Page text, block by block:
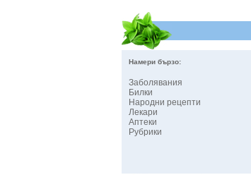
Намери бързо:
Заболявания
Билки
Народни рецепти
Лекари
Аптеки
Рубрики